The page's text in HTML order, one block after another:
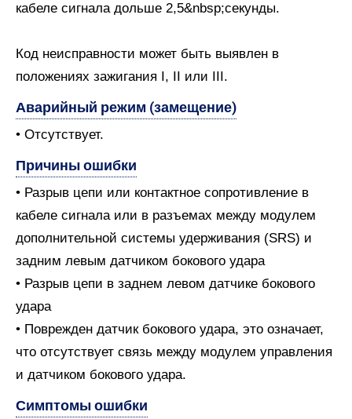
кабеле сигнала дольше 2,5&nbsp;секунды.
Код неисправности может быть выявлен в
положениях зажигания I, II или III.
Аварийный режим (замещение)
• Отсутствует.
Причины ошибки
• Разрыв цепи или контактное сопротивление в
кабеле сигнала или в разъемах между модулем
дополнительной системы удерживания (SRS) и
задним левым датчиком бокового удара
• Разрыв цепи в заднем левом датчике бокового
удара
• Поврежден датчик бокового удара, это означает,
что отсутствует связь между модулем управления
и датчиком бокового удара.
Симптомы ошибки